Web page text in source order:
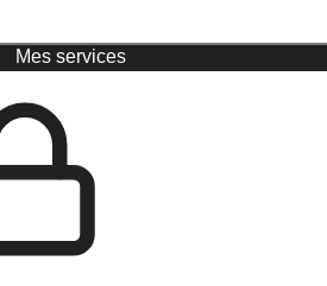
Mes services